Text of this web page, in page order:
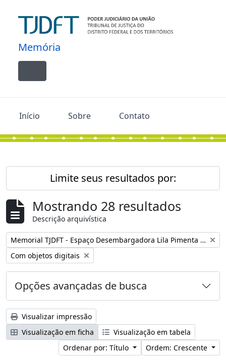
Memória
Toggle navigation
Início Sobre Contato
Limite seus resultados por:
Mostrando 28 resultados
Descrição arquivística
Remover filtro:
Memorial TJDFT - Espaço Desembargadora Lila Pimenta Duarte
Remover filtro:
Com objetos digitais
Opções avançadas de busca
Visualizar impressão
Visualização em ficha
Visualização em tabela
Ordenar por: Título
Ordem: Crescente